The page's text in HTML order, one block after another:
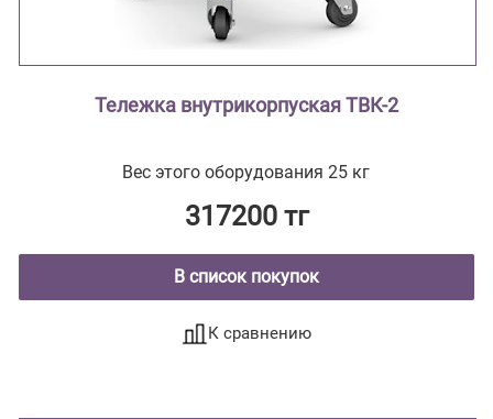
Тележка внутрикорпуская ТВК-2
Вес этого оборудования 25 кг
317200 тг
В список покупок
К сравнению